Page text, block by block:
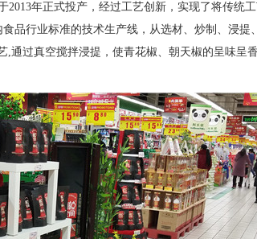
2013年正式投产，经过工艺创新，实现了将传统
品行业标准的技术生产线，从选材、炒制、浸
通过真空搅拌浸提，使青花椒、朝天椒的呈味